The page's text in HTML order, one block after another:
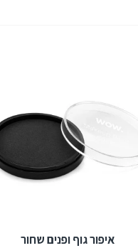
איפור גוף ופנים שחור